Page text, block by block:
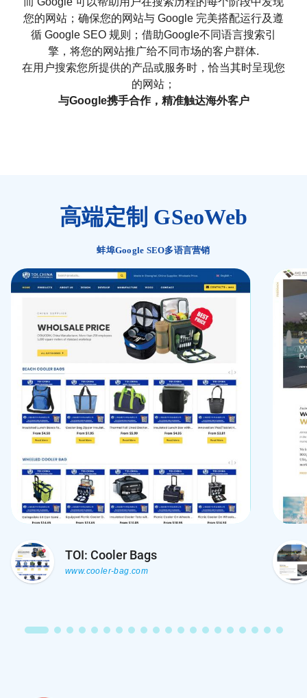
您的网站；确保您的网站与 Google 完美搭配运行及遵
循 Google SEO 规则；借助Google不同语言搜索引
擎，将您的网站推广给不同市场的客户群体.
在用户搜索您所提供的产品或服务时，恰当其时呈现您
的网站；
与Google携手合作，精准触达海外客户
TOI: Cooler Bags
www.cooler-bag.com
高端定制 GSeoWeb
蚌埠Google SEO多语言营销